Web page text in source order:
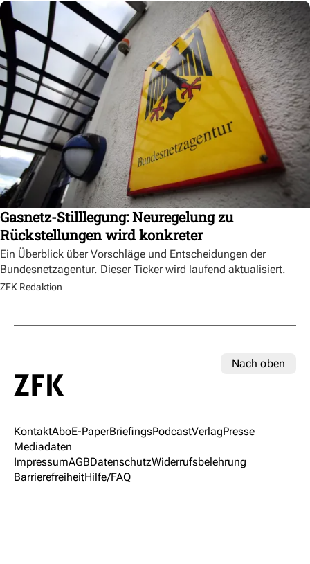
Gasnetz-Stilllegung: Neuregelung zu
Rückstellungen wird konkreter
Ein Überblick über Vorschläge und Entscheidungen der
Bundesnetzagentur. Dieser Ticker wird laufend aktualisiert.
ZFK Redaktion
Nach oben
KontaktAboE-PaperBriefingsPodcastVerlagPresse
Mediadaten
ImpressumAGBDatenschutzWiderrufsbelehrung
BarrierefreiheitHilfe/FAQ